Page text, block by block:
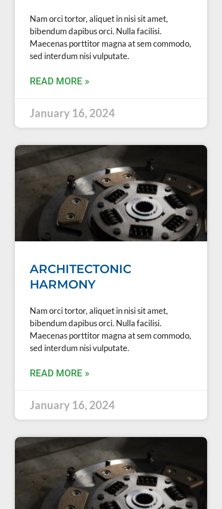
Nam orci tortor, aliquet in nisi sit amet,
bibendum dapibus orci. Nulla facilisi.
Maecenas porttitor magna at sem commodo,
sed interdum nisi vulputate.
READ MORE »
January 16, 2024
ARCHITECTONIC
HARMONY
Nam orci tortor, aliquet in nisi sit amet,
bibendum dapibus orci. Nulla facilisi.
Maecenas porttitor magna at sem commodo,
sed interdum nisi vulputate.
READ MORE »
January 16, 2024